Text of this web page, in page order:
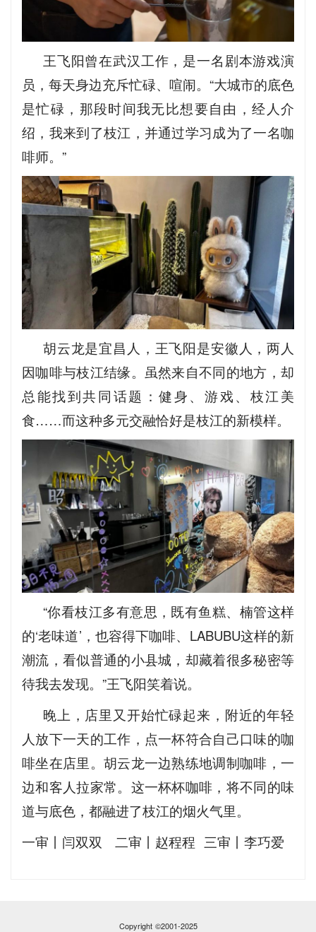
王飞阳曾在武汉工作，是一名剧本游戏演
员，每天身边充斥忙碌、喧闹。“大城市的底色
是忙碌，那段时间我无比想要自由，经人介
绍，我来到了枝江，并通过学习成为了一名咖
啡师。”
胡云龙是宜昌人，王飞阳是安徽人，两人
因咖啡与枝江结缘。虽然来自不同的地方，却
总能找到共同话题：健身、游戏、枝江美
食……而这种多元交融恰好是枝江的新模样。
“你看枝江多有意思，既有鱼糕、楠管这样
的‘老味道’，也容得下咖啡、LABUBU这样的新
潮流，看似普通的小县城，却藏着很多秘密等
待我去发现。”王飞阳笑着说。
晚上，店里又开始忙碌起来，附近的年轻
人放下一天的工作，点一杯符合自己口味的咖
啡坐在店里。胡云龙一边熟练地调制咖啡，一
边和客人拉家常。这一杯杯咖啡，将不同的味
道与底色，都融进了枝江的烟火气里。
​一审丨闫双双 二审丨赵程程 三审丨李巧爱
Copyright ©2001-2025